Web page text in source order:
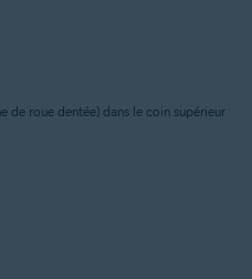
de roue dentée) dans le coin supérieur